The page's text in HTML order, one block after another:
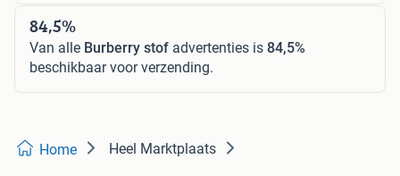
84,5%
Van alle Burberry stof advertenties is 84,5%
beschikbaar voor verzending.
Home Heel Marktplaats